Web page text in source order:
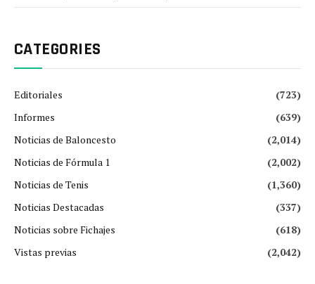
CATEGORIES
Editoriales
(723)
Informes
(639)
Noticias de Baloncesto
(2,014)
Noticias de Fórmula 1
(2,002)
Noticias de Tenis
(1,360)
Noticias Destacadas
(337)
Noticias sobre Fichajes
(618)
Vistas previas
(2,042)